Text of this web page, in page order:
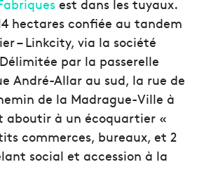
est dans les tuyaux.
hectares confiée au tandem
– Linkcity, via la société
par la passerelle
André-Allar au sud, la rue de
de la Madrague-Ville à
aboutir à un écoquartier «
commerces, bureaux, et 2
social et accession à la